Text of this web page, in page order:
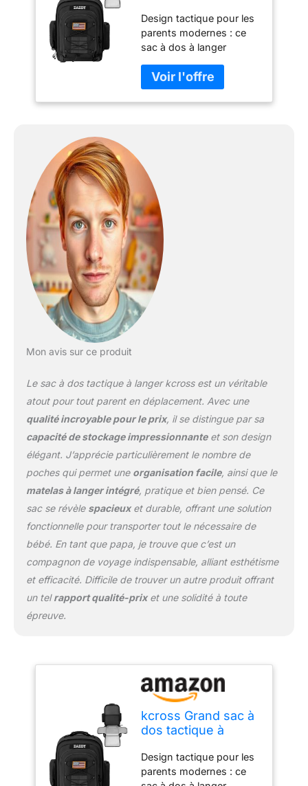
à langer, sacs de
voyage pour
maman et papa,
noir, One Size, Sac
à langer Dad
Design tactique pour les
parents modernes : ce
sac à dos à langer
conçu pour le papa
dynamique de maman,
avec des patchs
votre sac pour refléter
votre style unique. C'est
plus qu'un simple sac à
langer ; c'est une pièce
maîtresse qui allie
fonctionnalité et style, ce
qui en fait un
compagnon idéal pour
toute sortie, que vous
soyez au parc, en
randonnée ou en course
45 x 35,1 x 20,1 cm,
compartiments et de 15
poches pour une
organisation optimale. Le
compartiment principal
essentiels de bébé,
tandis qu'une housse
pour ordinateur portable
vous permet de rester
connecté. Les poches
latérales isolées
maintiennent la
température de la
bouteille, et un rabat
ce sac à dos rend les
sorties plus fluides et
sans stress
et polyvalence ultimes :
découvrez la praticité
inégalée du sac de
voyage KCROSS pour
bébé. Avec un matelas à
langer caché et
Mon avis sur ce produit
Le sac à dos tactique à langer kcross est un véritable
atout pour tout parent en déplacement. Avec une
qualité incroyable pour le prix, il se distingue par sa
capacité de stockage impressionnanteet son design
élégant. J’apprécie particulièrement le nombre de
poches qui permet une organisation facile, ainsi que le
matelas à langer intégré, pratique et bien pensé. Ce
sac se révèle spacieuxet durable, offrant une solution
fonctionnelle pour transporter tout le nécessaire de
bébé. En tant que papa, je trouve que c’est un
compagnon de voyage indispensable, alliant esthétisme
et efficacité. Difficile de trouver un autre produit offrant
un telrapport qualité-prixet une solidité à toute
épreuve.
kcross Grand sac à
dos tactique à
à langer, sacs de
voyage pour
Design tactique pour les
parents modernes : ce